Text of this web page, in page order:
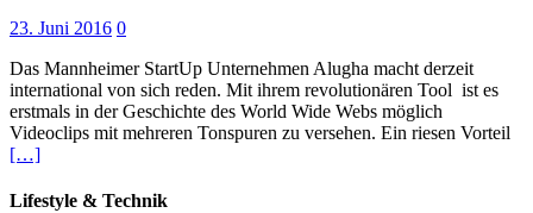
23. Juni 2016 0
Das Mannheimer StartUp Unternehmen Alugha macht derzeit
international von sich reden. Mit ihrem revolutionären Tool ist es
erstmals in der Geschichte des World Wide Webs möglich
Videoclips mit mehreren Tonspuren zu versehen. Ein riesen Vorteil
[…]
Lifestyle & Technik